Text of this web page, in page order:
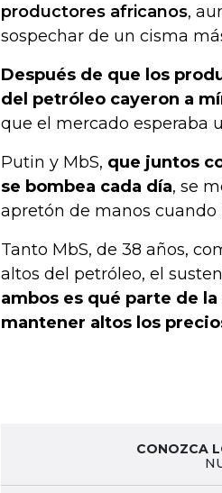
productores africanos,
sospechar de un cisma
Después de que los
del petróleo cayeron a
que el mercado esperaba
Putin y MbS, que juntos
se bombea cada día, se
apretón de manos cuando
Tanto MbS, de 38 años,
altos del petróleo, el
ambos es qué parte de
mantener altos los
CONOZCA